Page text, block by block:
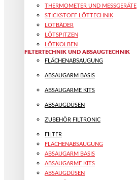
THERMOMETER UND MESSGERÄTE
STICKSTOFF LÖTTECHNIK
LOTBÄDER
LÖTSPITZEN
LÖTKOLBEN
FILTERTECHNIK UND ABSAUGTECHNIK
FLÄCHENABSAUGUNG
ABSAUGARM BASIS
ABSAUGARME KITS
ABSAUGDÜSEN
ZUBEHÖR FILTRONIC
FILTER
FLÄCHENABSAUGUNG
ABSAUGARM BASIS
ABSAUGARME KITS
ABSAUGDÜSEN